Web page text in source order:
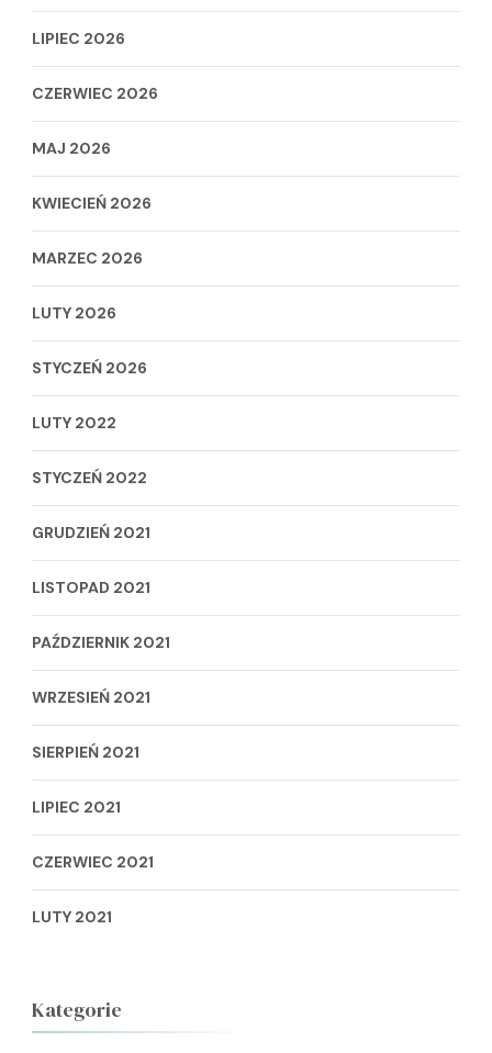
LIPIEC 2026
CZERWIEC 2026
MAJ 2026
KWIECIEŃ 2026
MARZEC 2026
LUTY 2026
STYCZEŃ 2026
LUTY 2022
STYCZEŃ 2022
GRUDZIEŃ 2021
LISTOPAD 2021
PAŹDZIERNIK 2021
WRZESIEŃ 2021
SIERPIEŃ 2021
LIPIEC 2021
CZERWIEC 2021
LUTY 2021
Kategorie